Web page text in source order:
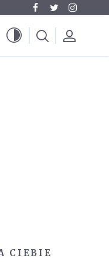
CIEBIE